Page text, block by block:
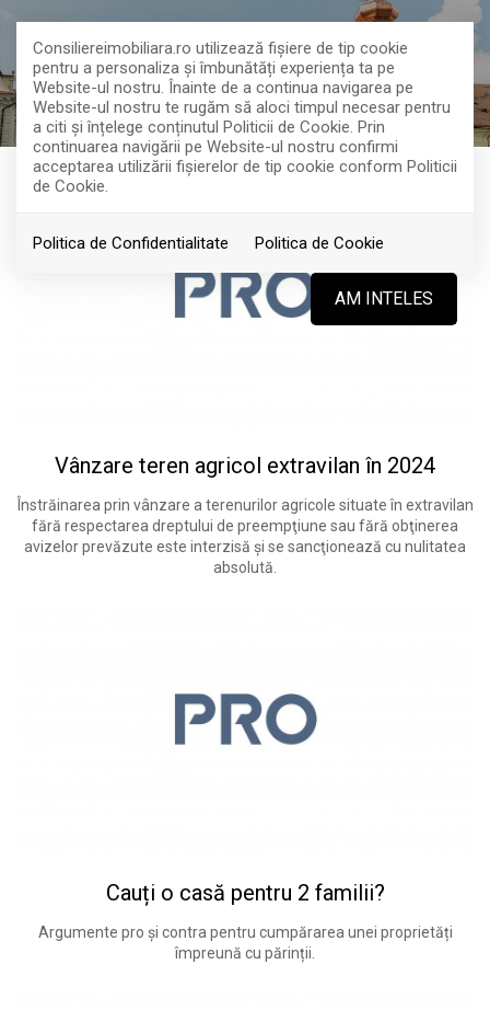
Consiliereimobiliara.ro utilizează fişiere de tip cookie
pentru a personaliza și îmbunătăți experiența ta pe
Website-ul nostru. Înainte de a continua navigarea pe
Website-ul nostru te rugăm să aloci timpul necesar pentru
a citi și înțelege conținutul Politicii de Cookie. Prin
continuarea navigării pe Website-ul nostru confirmi
acceptarea utilizării fişierelor de tip cookie conform Politicii
de Cookie.
Politica de Confidentialitate Politica de Cookie
AM INTELES
Vânzare teren agricol extravilan în 2024
Înstrăinarea prin vânzare a terenurilor agricole situate în extravilan
fără respectarea dreptului de preempţiune sau fără obţinerea
avizelor prevăzute este interzisă şi se sancţionează cu nulitatea
absolută.
Cauți o casă pentru 2 familii?
Argumente pro și contra pentru cumpărarea unei proprietăți
împreună cu părinții.